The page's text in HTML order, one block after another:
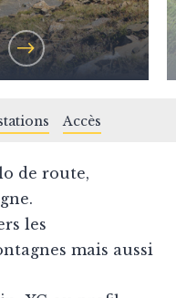
Accès
de route,
les
mais aussi